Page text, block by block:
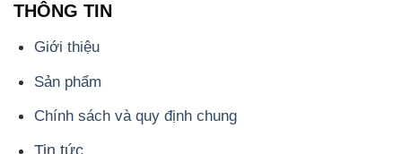
THÔNG TIN
Giới thiệu
Sản phẩm
Chính sách và quy định chung
Tin tức